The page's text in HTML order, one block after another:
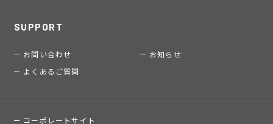
SUPPORT
お問い合わせ
お知らせ
よくあるご質問
コーポレートサイト